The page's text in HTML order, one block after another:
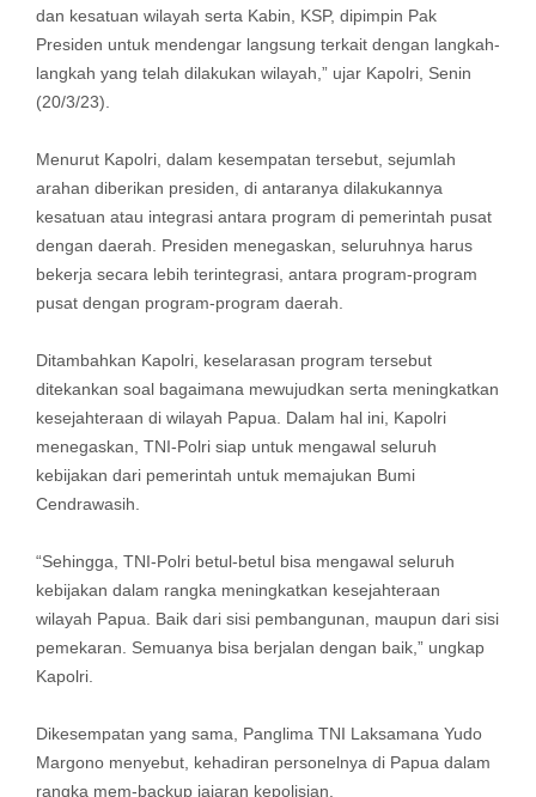
dan kesatuan wilayah serta Kabin, KSP, dipimpin Pak
Presiden untuk mendengar langsung terkait dengan langkah-
langkah yang telah dilakukan wilayah,” ujar Kapolri, Senin
(20/3/23).
Menurut Kapolri, dalam kesempatan tersebut, sejumlah
arahan diberikan presiden, di antaranya dilakukannya
kesatuan atau integrasi antara program di pemerintah pusat
dengan daerah. Presiden menegaskan, seluruhnya harus
bekerja secara lebih terintegrasi, antara program-program
pusat dengan program-program daerah.
Ditambahkan Kapolri, keselarasan program tersebut
ditekankan soal bagaimana mewujudkan serta meningkatkan
kesejahteraan di wilayah Papua. Dalam hal ini, Kapolri
menegaskan, TNI-Polri siap untuk mengawal seluruh
kebijakan dari pemerintah untuk memajukan Bumi
Cendrawasih.
“Sehingga, TNI-Polri betul-betul bisa mengawal seluruh
kebijakan dalam rangka meningkatkan kesejahteraan
wilayah Papua. Baik dari sisi pembangunan, maupun dari sisi
pemekaran. Semuanya bisa berjalan dengan baik,” ungkap
Kapolri.
Dikesempatan yang sama, Panglima TNI Laksamana Yudo
Margono menyebut, kehadiran personelnya di Papua dalam
rangka mem-backup jajaran kepolisian.